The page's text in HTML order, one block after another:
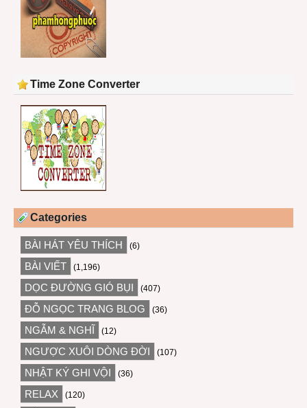
Time Zone Converter
Categories
BÀI HÁT YÊU THÍCH (6)
BÀI VIẾT (1,196)
DỌC ĐƯỜNG GIÓ BỤI (407)
ĐỖ NGỌC TRANG BLOG (36)
NGẪM & NGHĨ (12)
NGƯỢC XUÔI DÒNG ĐỜI (107)
NHẬT KÝ GHI VỘI (36)
RELAX (120)